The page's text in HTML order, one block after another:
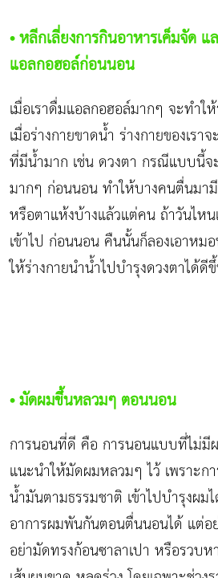
• หลีกเลี่ยงการกินอาหารเค็มจัด แ
แอลกอฮอล์ก่อนนอน
เมื่อเราดื่มแอลกอฮอล์มากๆ จะทำใ
เมื่อร่างกายขาดน้ำ ร่างกายของเร
ที่มีน้ำมาก เช่น ดวงตา กรณีแบบนี้จ
มากๆ ก่อนนอน ทำให้บางคนตื่นมา
หรือตาแห้งบ้างแล้วแต่คน ถ้าวันไห
เข้าไป ก่อนนอน คืนนั้นก็ลองเอาหม
ให้ร่างกายนำน้ำไปบำรุงดวงตาได้ดี
• มัดผมขึ้นหลวมๆ ตอนนอน
การนอนที่ดี คือ การนอนแบบที่ไม่มี
แนะนำให้มัดผมหลวมๆ ไว้ เพราะ
น้ำมันตามธรรมชาติ เข้าไปบำรุงผม
อาการผมพันกันตอนตื่นนอนได้ แต่
อย่ามัดทรงก้อนซาลาเปา หรือรวบห